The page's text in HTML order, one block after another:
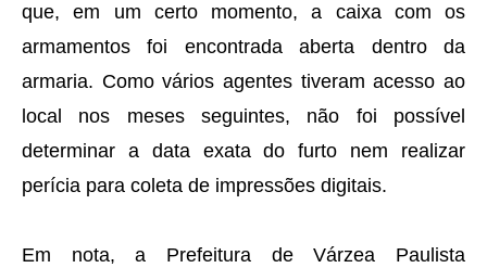
que, em um certo momento, a caixa com os
armamentos foi encontrada aberta dentro da
armaria. Como vários agentes tiveram acesso ao
local nos meses seguintes, não foi possível
determinar a data exata do furto nem realizar
perícia para coleta de impressões digitais.
Em nota, a Prefeitura de Várzea Paulista